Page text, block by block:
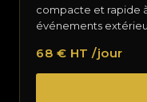
compacte et rapide
événements
68 € HT /jour